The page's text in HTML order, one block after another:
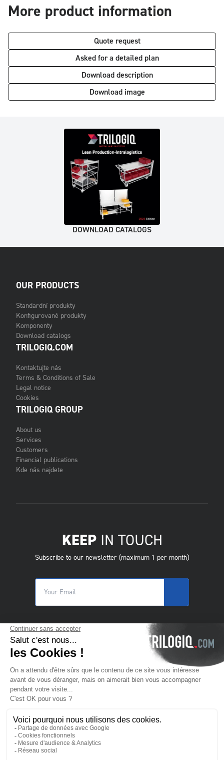
More product information
Quote request
Asked for a detailed plan
Download description
Download image
DOWNLOAD CATALOGS
OUR PRODUCTS
Standardní produkty
Konfigurované produkty
Komponenty
Download catalogs
TRILOGIQ.COM
Kontaktujte nás
Terms & Conditions of Sale
Legal notice
Cookies
TRILOGIQ GROUP
About us
Services
Customers
Financial publications
Kde nás najdete
KEEPIN TOUCH
Subscribe to our newsletter (maximum 1 per month)
© 2025 Trilogiq SA.
CS- Čeština